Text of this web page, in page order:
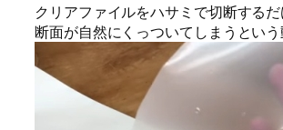
クリアファイルをハサミで切断する
断面が自然にくっついてしまうという